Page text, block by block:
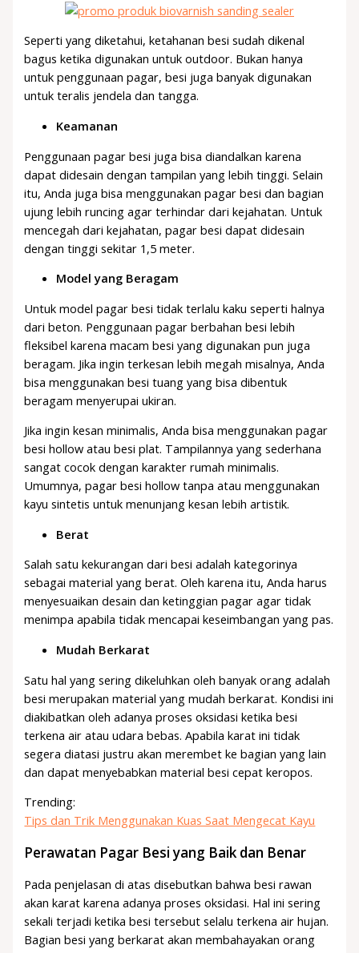
Seperti yang diketahui, ketahanan besi sudah dikenal
bagus ketika digunakan untuk outdoor. Bukan hanya
untuk penggunaan pagar, besi juga banyak digunakan
untuk teralis jendela dan tangga.
Keamanan
Penggunaan pagar besi juga bisa diandalkan karena
dapat didesain dengan tampilan yang lebih tinggi. Selain
itu, Anda juga bisa menggunakan pagar besi dan bagian
ujung lebih runcing agar terhindar dari kejahatan. Untuk
mencegah dari kejahatan, pagar besi dapat didesain
dengan tinggi sekitar 1,5 meter.
Model yang Beragam
Untuk model pagar besi tidak terlalu kaku seperti halnya
dari beton. Penggunaan pagar berbahan besi lebih
fleksibel karena macam besi yang digunakan pun juga
beragam. Jika ingin terkesan lebih megah misalnya, Anda
bisa menggunakan besi tuang yang bisa dibentuk
beragam menyerupai ukiran.
Jika ingin kesan minimalis, Anda bisa menggunakan pagar
besi hollow atau besi plat. Tampilannya yang sederhana
sangat cocok dengan karakter rumah minimalis.
Umumnya, pagar besi hollow tanpa atau menggunakan
kayu sintetis untuk menunjang kesan lebih artistik.
Berat
Salah satu kekurangan dari besi adalah kategorinya
sebagai material yang berat. Oleh karena itu, Anda harus
menyesuaikan desain dan ketinggian pagar agar tidak
menimpa apabila tidak mencapai keseimbangan yang pas.
Mudah Berkarat
Satu hal yang sering dikeluhkan oleh banyak orang adalah
besi merupakan material yang mudah berkarat. Kondisi ini
diakibatkan oleh adanya proses oksidasi ketika besi
terkena air atau udara bebas. Apabila karat ini tidak
segera diatasi justru akan merembet ke bagian yang lain
dan dapat menyebabkan material besi cepat keropos.
Trending:
Tips dan Trik Menggunakan Kuas Saat Mengecat Kayu
Perawatan Pagar Besi yang Baik dan Benar
Pada penjelasan di atas disebutkan bahwa besi rawan
akan karat karena adanya proses oksidasi. Hal ini sering
sekali terjadi ketika besi tersebut selalu terkena air hujan.
Bagian besi yang berkarat akan membahayakan orang